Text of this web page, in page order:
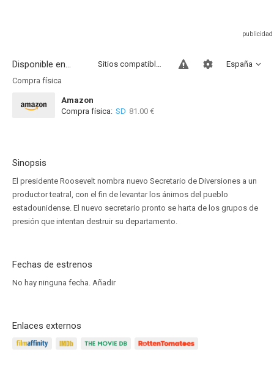
Disponible en... España
Sitios compatibles
Compra física
Amazon
Compra física: SD 81.00 €
Sinopsis
El presidente Roosevelt nombra nuevo Secretario de Diversiones a un
productor teatral, con el fin de levantar los ánimos del pueblo
estadounidense. El nuevo secretario pronto se harta de los grupos de
presión que intentan destruir su departamento.
Fechas de estrenos
No hay ninguna fecha. Añadir
Enlaces externos